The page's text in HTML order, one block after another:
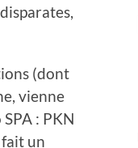
(dont
vienne
: PKN
fait un